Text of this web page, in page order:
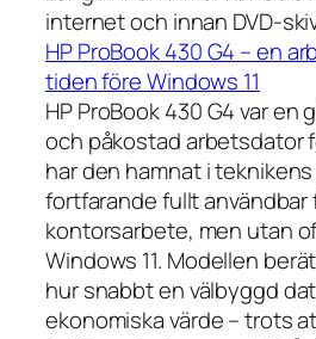
internet och innan DVD-
HP ProBook 430 G4 – en
tiden före Windows 11
HP ProBook 430 G4 var en
och påkostad arbetsdator
har den hamnat i
fortfarande fullt användbar
kontorsarbete, men utan
Windows 11. Modellen
hur snabbt en välbyggd
ekonomiska värde – trots